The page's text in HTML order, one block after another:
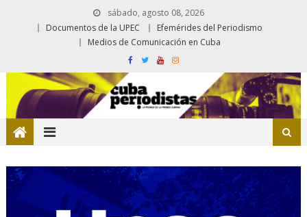
sábado, agosto 08, 2026
Documentos de la UPEC
Efemérides del Periodismo
Medios de Comunicación en Cuba